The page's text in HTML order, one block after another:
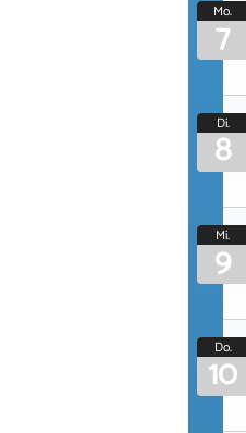
Mo.
7
Di.
8
Mi.
9
Do.
10